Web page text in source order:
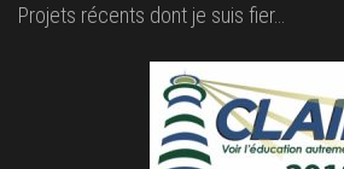
Projets récents dont je suis fier…